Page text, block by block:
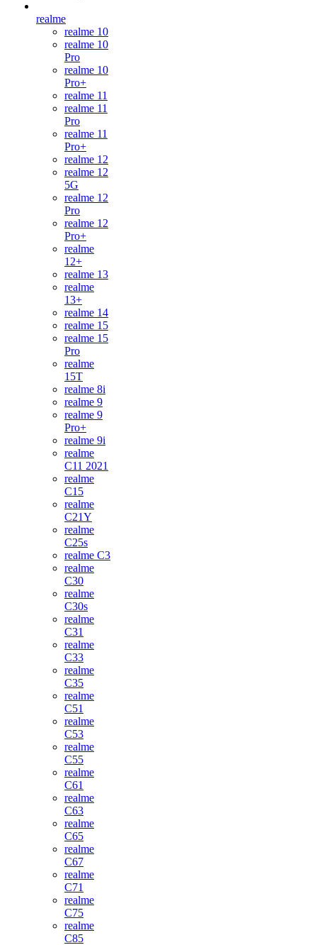
realme
realme 10
realme 10
Pro
realme 10
Pro+
realme 11
realme 11
Pro
realme 11
Pro+
realme 12
realme 12
5G
realme 12
Pro
realme 12
Pro+
realme
12+
realme 13
realme
13+
realme 14
realme 15
realme 15
Pro
realme
15T
realme 8i
realme 9
realme 9
Pro+
realme 9i
realme
C11 2021
realme
C15
realme
C21Y
realme
C25s
realme C3
realme
C30
realme
C30s
realme
C31
realme
C33
realme
C35
realme
C51
realme
C53
realme
C55
realme
C61
realme
C63
realme
C65
realme
C67
realme
C71
realme
C75
realme
C85